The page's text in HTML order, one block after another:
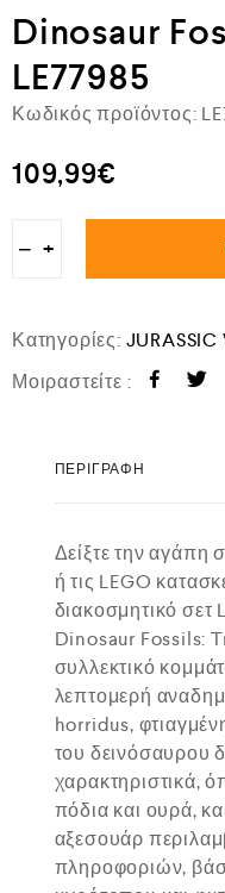
Dinosaur
LE77985
Κωδικός προϊόντος:
109,99€
− +
Κατηγορίες: JURASSIC
Μοιραστείτε :
ΠΕΡΙΓΡΑΦΉ
Δείξτε την αγάπη
ή τις LEGO
διακοσμητικό
Dinosaur Fossils:
συλλεκτικό
λεπτομερή
horridus,
του δεινόσαυρου
χαρακτηριστικά,
πόδια και ουρά,
αξεσουάρ
πληροφοριών,